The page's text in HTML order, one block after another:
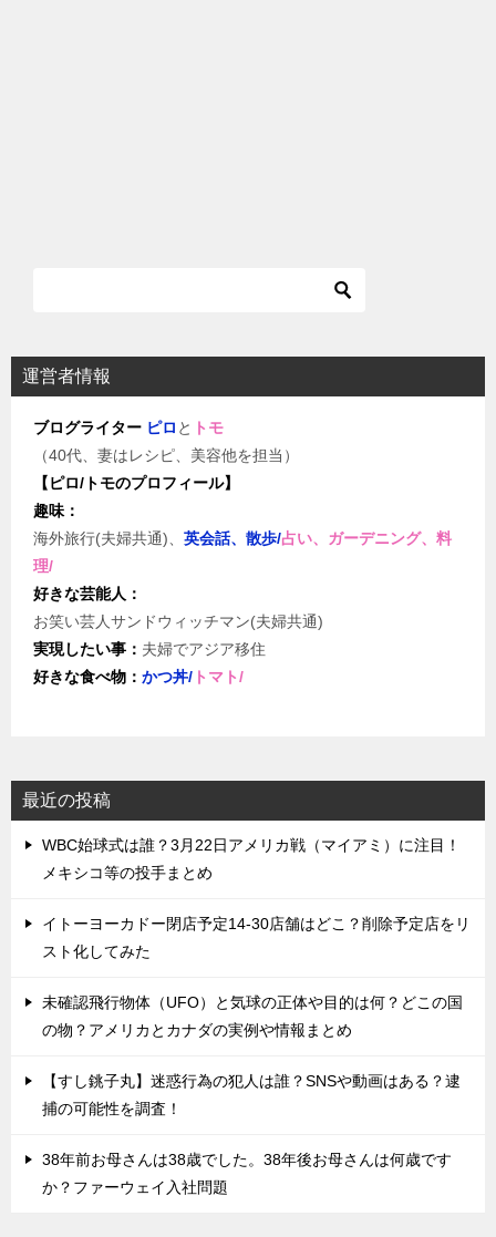
運営者情報
ブログライター ピロ と トモ
（40代、妻はレシピ、美容他を担当）
【ピロ/トモのプロフィール】
趣味：
海外旅行(夫婦共通)、 英会話、散歩/占い、ガーデニング、料
理/
好きな芸能人：
お笑い芸人サンドウィッチマン(夫婦共通)
実現したい事： 夫婦でアジア移住
好きな食べ物： かつ丼/ トマト/
最近の投稿
WBC始球式は誰？3月22日アメリカ戦（マイアミ）に注目！
メキシコ等の投手まとめ
イトーヨーカドー閉店予定14-30店舗はどこ？削除予定店をリ
スト化してみた
未確認飛行物体（UFO）と気球の正体や目的は何？どこの国
の物？アメリカとカナダの実例や情報まとめ
【すし銚子丸】迷惑行為の犯人は誰？SNSや動画はある？逮
捕の可能性を調査！
38年前お母さんは38歳でした。38年後お母さんは何歳です
か？ファーウェイ入社問題